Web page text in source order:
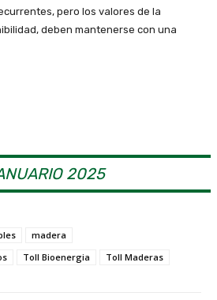
pero los valores de la
deben mantenerse con una
2025
madera
Toll Bioenergia Toll Maderas